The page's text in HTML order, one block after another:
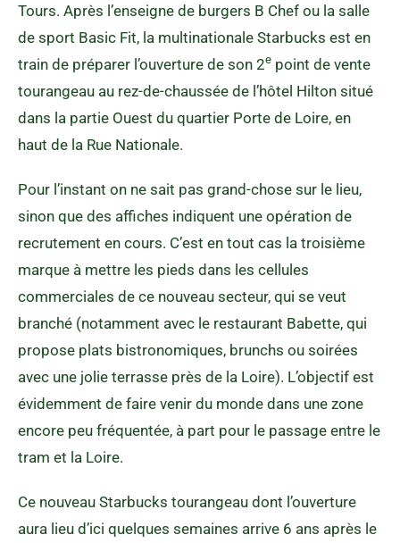
Tours. Après l’enseigne de burgers B Chef ou la salle
de sport Basic Fit, la multinationale Starbucks est en
train de préparer l’ouverture de son 2e point de vente
tourangeau au rez-de-chaussée de l’hôtel Hilton situé
dans la partie Ouest du quartier Porte de Loire, en
haut de la Rue Nationale.
Pour l’instant on ne sait pas grand-chose sur le lieu,
sinon que des affiches indiquent une opération de
recrutement en cours. C’est en tout cas la troisième
marque à mettre les pieds dans les cellules
commerciales de ce nouveau secteur, qui se veut
branché (notamment avec le restaurant Babette, qui
propose plats bistronomiques, brunchs ou soirées
avec une jolie terrasse près de la Loire). L’objectif est
évidemment de faire venir du monde dans une zone
encore peu fréquentée, à part pour le passage entre le
tram et la Loire.
Ce nouveau Starbucks tourangeau dont l’ouverture
aura lieu d’ici quelques semaines arrive 6 ans après le